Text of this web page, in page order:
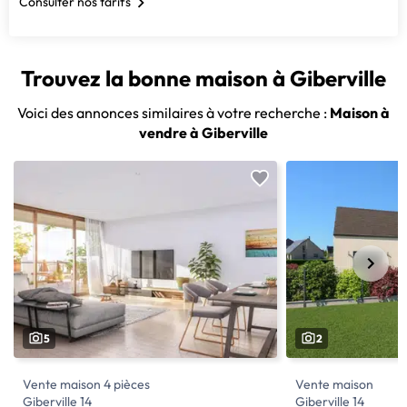
Trouvez la bonne maison à Giberville
Voici des annonces similaires à votre recherche : Maison à
vendre à Giberville
5
Vente maison 4 pièces
Giberville 14
2
Vente maison
Giberville 14